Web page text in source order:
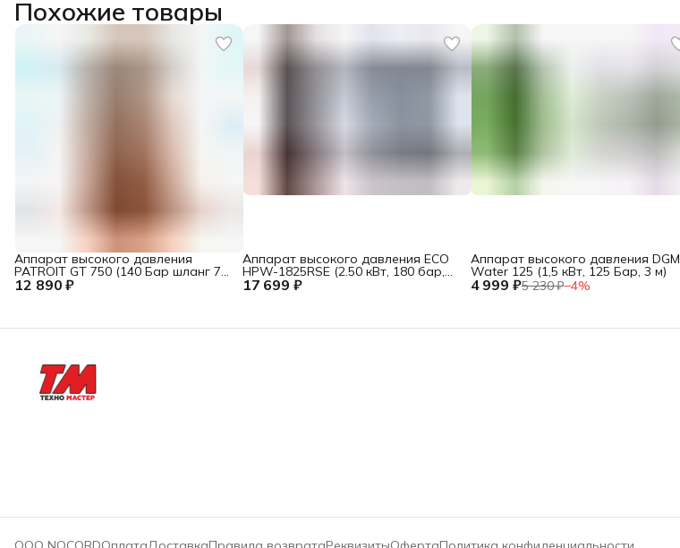
Похожие товары
12 890 ₽
Аппарат высокого давления
PATROIT GT 750 (140 Бар шланг 7
м) 17 699 ₽
Аппарат высокого давления ECO
HPW-1825RSE (2.50 кВт, 180 бар,
520 л/ч, самовсасывание) 4 999 ₽5 230 ₽−4%
Аппарат высокого давления DGM
Water 125 (1,5 кВт, 125 Бар, 3 м)